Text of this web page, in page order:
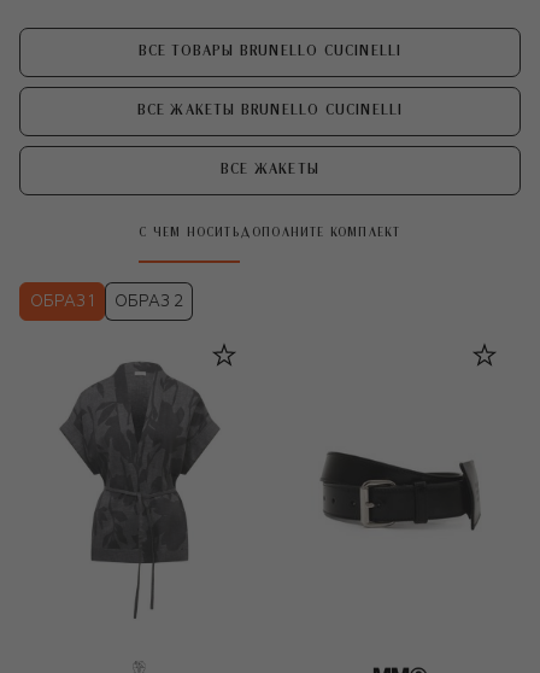
ВСЕ ТОВАРЫ BRUNELLO CUCINELLI
ВСЕ ЖАКЕТЫ BRUNELLO CUCINELLI
ВСЕ ЖАКЕТЫ
С ЧЕМ НОСИТЬ ДОПОЛНИТЕ КОМПЛЕКТ
ОБРАЗ 1 ОБРАЗ 2